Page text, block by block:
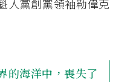
人黨創黨領袖勒偉克
的海洋中，喪失了